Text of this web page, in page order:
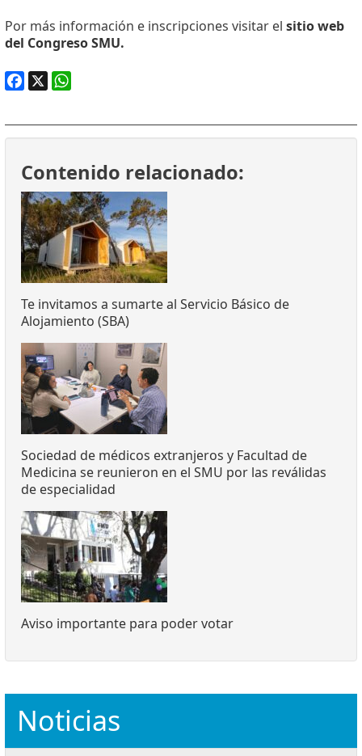
Por más información e inscripciones visitar el sitio web
del Congreso SMU.
Contenido relacionado:
Te invitamos a sumarte al Servicio Básico de
Alojamiento (SBA)
Sociedad de médicos extranjeros y Facultad de
Medicina se reunieron en el SMU por las reválidas
de especialidad
Aviso importante para poder votar
Noticias